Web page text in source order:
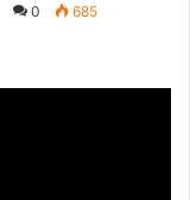
0 685